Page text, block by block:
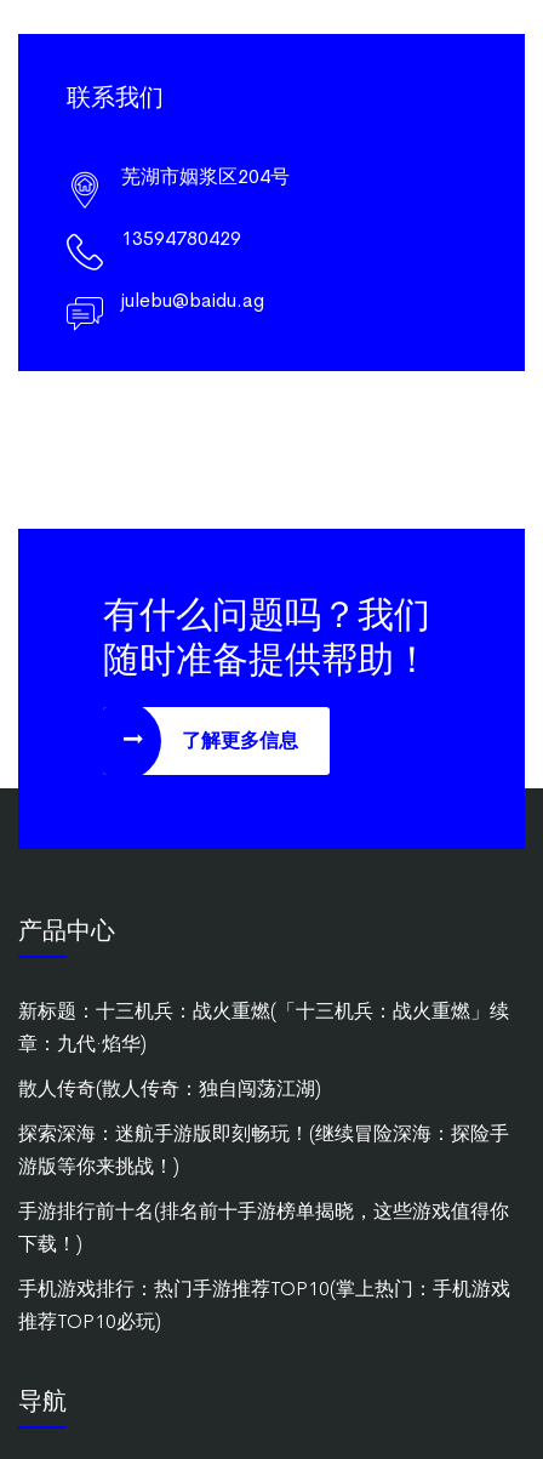
联系我们
芜湖市姻浆区204号
13594780429
julebu@baidu.ag
有什么问题吗？我们
随时准备提供帮助！
了解更多信息
产品中心
新标题：十三机兵：战火重燃(「十三机兵：战火重燃」续
章：九代·焰华)
散人传奇(散人传奇：独自闯荡江湖)
探索深海：迷航手游版即刻畅玩！(继续冒险深海：探险手
游版等你来挑战！)
手游排行前十名(排名前十手游榜单揭晓，这些游戏值得你
下载！)
手机游戏排行：热门手游推荐TOP10(掌上热门：手机游戏
推荐TOP10必玩)
导航